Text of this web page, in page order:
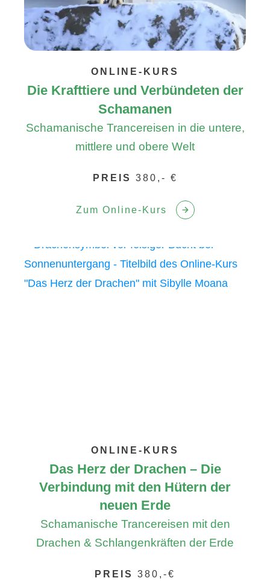
ONLINE-KURS
Die Krafttiere und Verbündeten der
Schamanen
Schamanische Trancereisen in die untere,
mittlere und obere Welt
PREIS 380,- €
Zum Online-Kurs
ONLINE-KURS
Das Herz der Drachen – Die
Verbindung mit den Hütern der
neuen Erde
Schamanische Trancereisen mit den
Drachen & Schlangenkräften der Erde
PREIS 380,-€